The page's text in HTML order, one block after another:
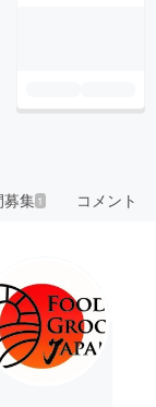
募集 1 コメント